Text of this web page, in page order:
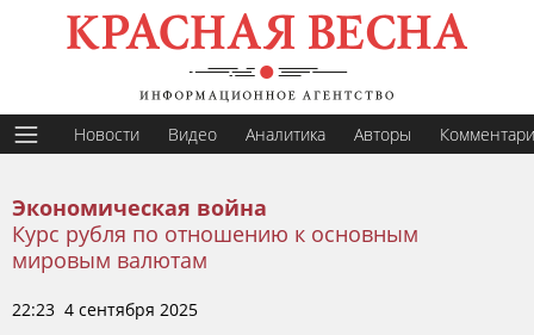
Новости Видео Аналитика Авторы
Экономическая война
Курс рубля по отношению к основным
мировым валютам
22:23 4 сентября 2025